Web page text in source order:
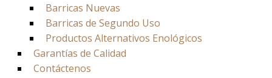
Barricas Nuevas
Barricas de Segundo Uso
Productos Alternativos Enológicos
Garantías de Calidad
Contáctenos